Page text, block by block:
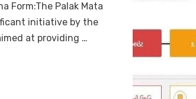
Form:The Palak Mata
initiative by the
at providing …